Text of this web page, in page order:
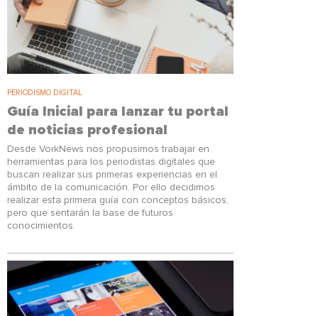
PERIODISMO DIGITAL
Guía Inicial para lanzar tu portal
de noticias profesional
Desde VorkNews nos propusimos trabajar en
herramientas para los periodistas digitales que
buscan realizar sus primeras experiencias en el
ámbito de la comunicación. Por ello decidimos
realizar esta primera guía con conceptos básicos,
pero que sentarán la base de futuros
conocimientos.